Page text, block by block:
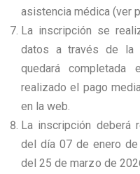
asistencia médica (ver
La inscripción se
datos a través de
quedará
realizado el pago
en la web.
La inscripción deberá
del día 07 de enero
del 25 de marzo de